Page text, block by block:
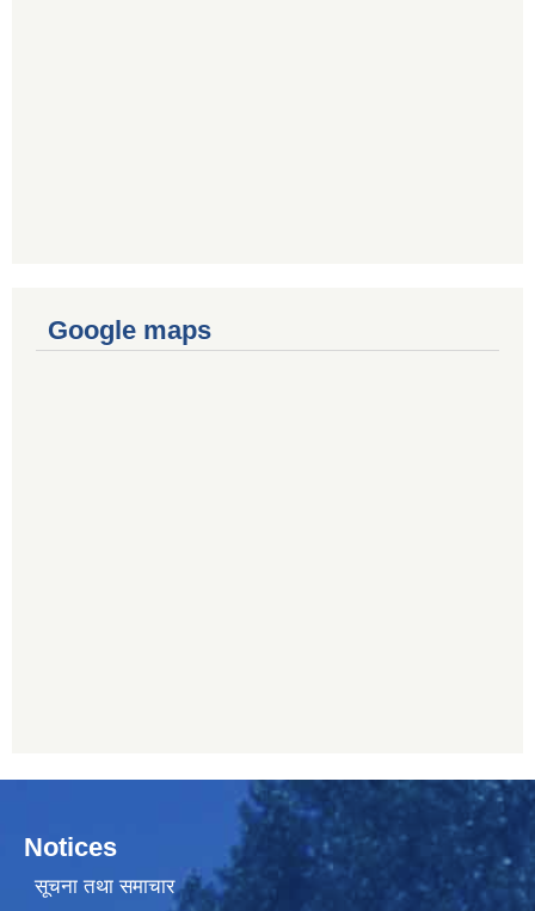
Google maps
Notices
सूचना तथा समाचार